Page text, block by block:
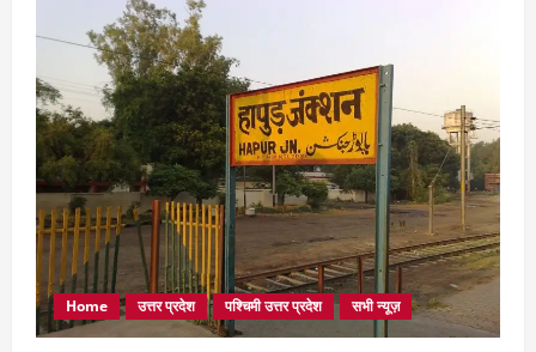
Home उत्तर प्रदेश पश्चिमी उत्तर प्रदेश सभी न्यूज़